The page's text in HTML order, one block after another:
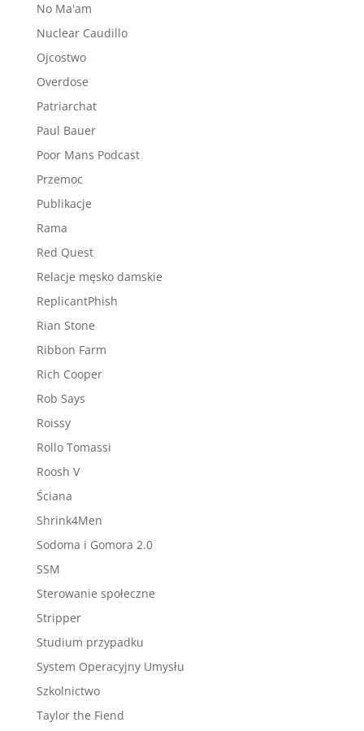
No Ma'am
Nuclear Caudillo
Ojcostwo
Overdose
Patriarchat
Paul Bauer
Poor Mans Podcast
Przemoc
Publikacje
Rama
Red Quest
Relacje męsko damskie
ReplicantPhish
Rian Stone
Ribbon Farm
Rich Cooper
Rob Says
Roissy
Rollo Tomassi
Roosh V
Ściana
Shrink4Men
Sodoma i Gomora 2.0
SSM
Sterowanie społeczne
Stripper
Studium przypadku
System Operacyjny Umysłu
Szkolnictwo
Taylor the Fiend